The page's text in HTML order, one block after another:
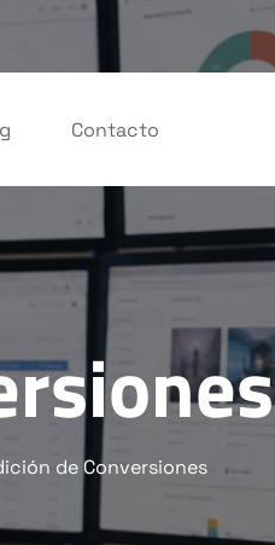
Contacto
de Conversiones